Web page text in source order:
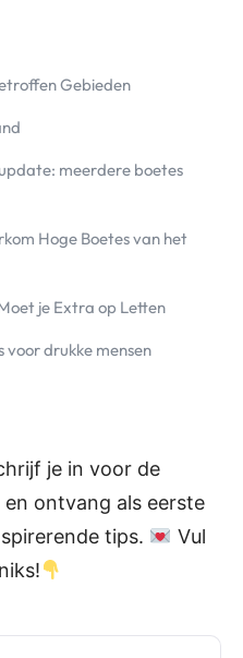
Gebieden
meerdere boetes
Hoge Boetes van het
je Extra op Letten
voor drukke mensen
je in voor de
en ontvang als eerste
tips.
Vul